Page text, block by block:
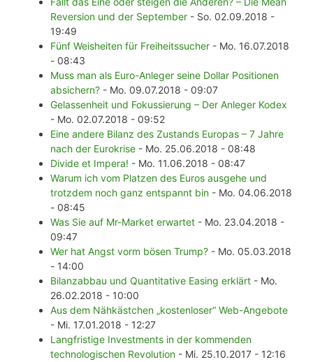
Reversion und der September - So. 02.09.2018 -
19:49
Fünf Weisheiten für Freiheitssucher - Mo. 16.07.2018
- 08:43
Muss man als Euro-Anleger seine Dollar Positionen
absichern? - Mo. 09.07.2018 - 09:07
Gelassenheit und Fokussierung – Der Anleger Kodex
- Mo. 02.07.2018 - 09:52
Eine andere Bilanz des Zustands Europas – 7 Jahre
nach der Eurokrise - Mo. 25.06.2018 - 08:48
Divide et Impera! - Mo. 11.06.2018 - 08:47
Warum ich vom Platzen des Euros ausgehe und
trotzdem noch ganz entspannt bin - Mo. 04.06.2018
- 08:45
Was Sie auf Mr-Market erwartet - Mo. 23.04.2018 -
09:47
Wer hat Angst vorm bösen Trump? - Mo. 05.03.2018
- 14:00
Bilanzabbau und Quantitative Easing erklärt - Mo.
26.02.2018 - 10:00
Aus dem Nähkästchen „kostenloser“ Web-Angebote
- Mi. 17.01.2018 - 12:27
Langfristige Investments in der kommenden
technologischen Revolution - Mi. 25.10.2017 - 12:16